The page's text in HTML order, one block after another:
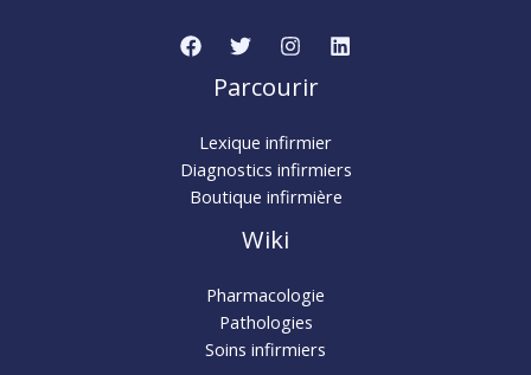
Parcourir
Lexique infirmier
Diagnostics infirmiers
Boutique infirmière
Wiki
Pharmacologie
Pathologies
Soins infirmiers